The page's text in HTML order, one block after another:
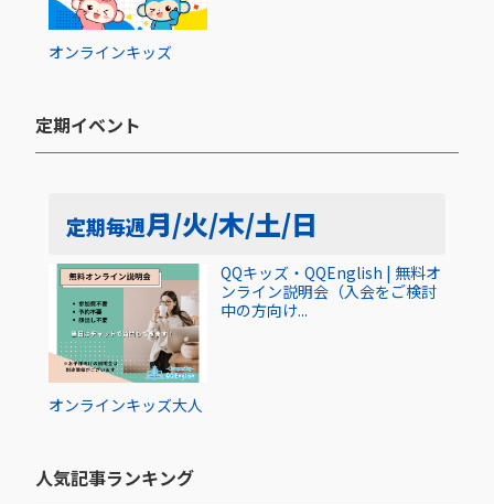
オンラインキッズ
定期イベント​
定期毎週月/火/木/土/日
オンラインキッズ大人
QQキッズ・QQEnglish | 無料オ
ンライン説明会（入会をご検討
中の方向け...
人気記事ランキング​